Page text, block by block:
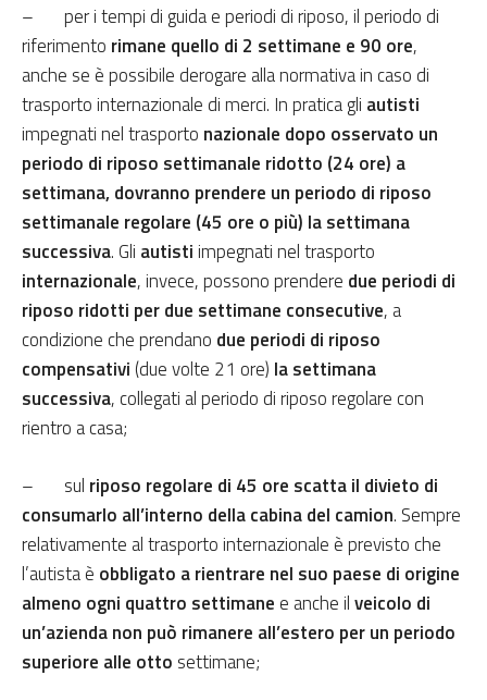
– per i tempi di guida e periodi di riposo, il periodo di
riferimento rimane quello di 2 settimane e 90 ore,
anche se è possibile derogare alla normativa in caso di
trasporto internazionale di merci. In pratica gli autisti
impegnati nel trasporto nazionale dopo osservato un
periodo di riposo settimanale ridotto (24 ore) a
settimana, dovranno prendere un periodo di riposo
settimanale regolare (45 ore o più) la settimana
successiva. Gli autistiimpegnati nel trasporto
internazionale, invece, possono prendere due periodi di
riposo ridotti per due settimane consecutive, a
condizione che prendano due periodi di riposo
compensativi (due volte 21 ore) la settimana
successiva, collegati al periodo di riposo regolare con
rientro a casa;
– sul riposo regolare di 45 ore scatta il divieto di
consumarlo all’interno della cabina del camion. Sempre
relativamente al trasporto internazionale è previsto che
l’autista è obbligato a rientrare nel suo paese di origine
almeno ogni quattro settimane e anche ilveicolo di
un’azienda non può rimanere all’estero per un periodo
superiore alle otto settimane;